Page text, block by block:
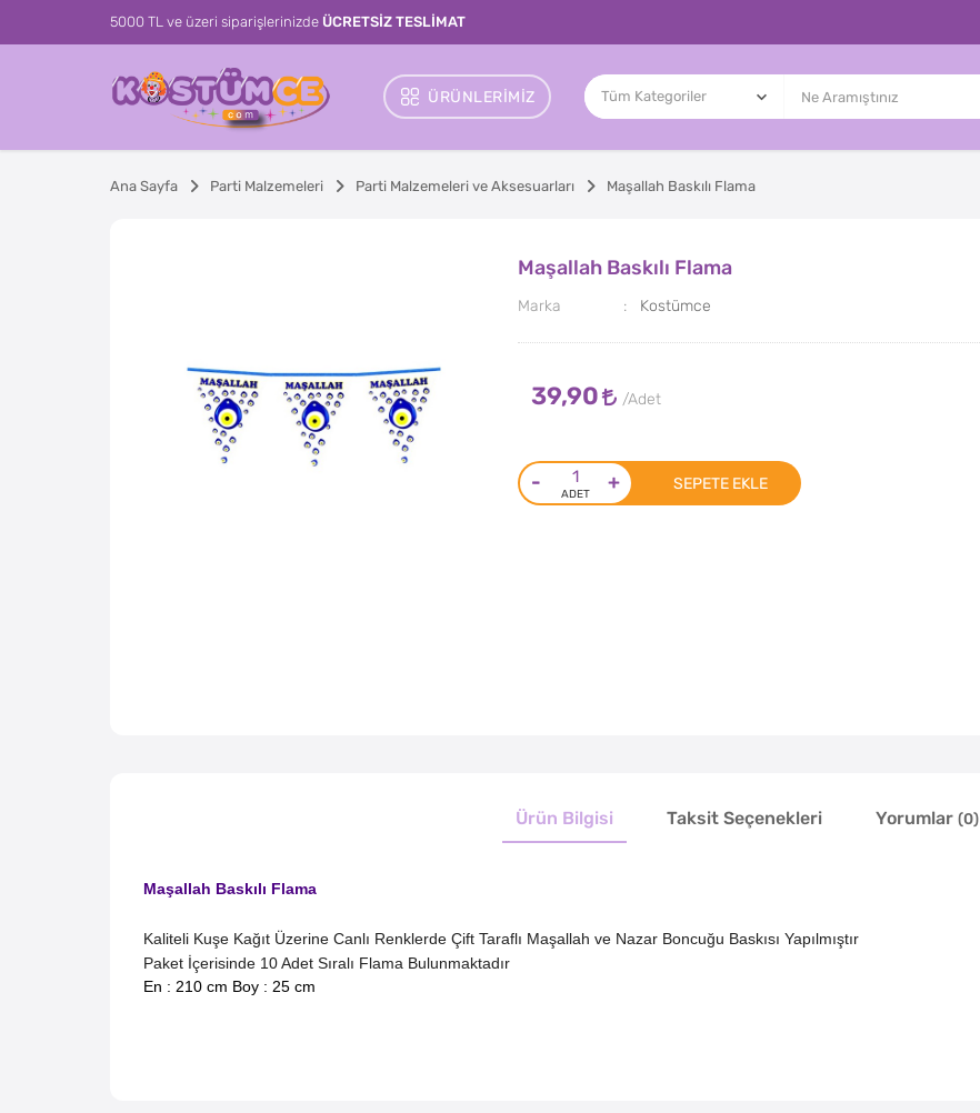
5000 TL ve üzeri siparişlerinizde ÜCRETSİZ TESLİMAT
ÜRÜNLERIMIZ
Ana Sayfa Parti Malzemeleri Parti Malzemeleri ve Aksesuarları Maşallah Baskılı Flama
Maşallah Baskılı Flama
Marka Kostümce
39,90
- + SEPETE EKLE
Ürün Bilgisi Taksit Seçenekleri Yorumlar (0)
Maşallah Baskılı Flama
Kaliteli Kuşe Kağıt Üzerine Canlı Renklerde Çift Taraflı Maşallah ve Nazar Boncuğu Baskısı Yapılmıştır
Paket İçerisinde 10 Adet Sıralı Flama Bulunmaktadır
En : 210 cm Boy : 25 cm